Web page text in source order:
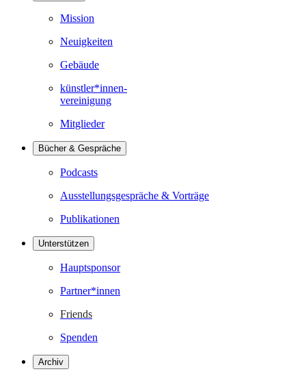
Mission
Neuigkeiten
Gebäude
künstler*innen-
vereinigung
Mitglieder
Bücher & Gespräche
Podcasts
Ausstellungsgespräche & Vorträge
Publikationen
Unterstützen
Hauptsponsor
Partner*innen
Friends
Spenden
Archiv